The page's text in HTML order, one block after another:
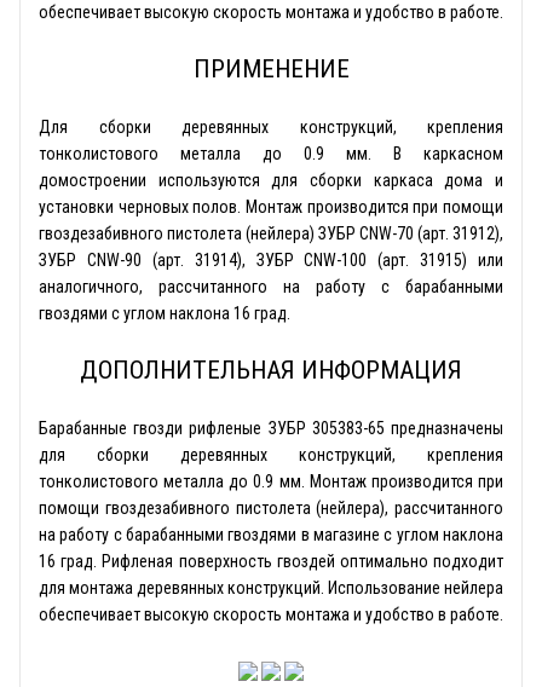
обеспечивает высокую скорость монтажа и удобство в работе.
ПРИМЕНЕНИЕ
Для сборки деревянных конструкций, крепления
тонколистового металла до 0.9 мм. В каркасном
домостроении используются для сборки каркаса дома и
установки черновых полов. Монтаж производится при помощи
гвоздезабивного пистолета (нейлера) ЗУБР CNW-70 (арт. 31912),
ЗУБР CNW-90 (арт. 31914), ЗУБР CNW-100 (арт. 31915) или
аналогичного, рассчитанного на работу с барабанными
гвоздями с углом наклона 16 град.
ДОПОЛНИТЕЛЬНАЯ ИНФОРМАЦИЯ
Барабанные гвозди рифленые ЗУБР 305383-65 предназначены
для сборки деревянных конструкций, крепления
тонколистового металла до 0.9 мм. Монтаж производится при
помощи гвоздезабивного пистолета (нейлера), рассчитанного
на работу с барабанными гвоздями в магазине с углом наклона
16 град. Рифленая поверхность гвоздей оптимально подходит
для монтажа деревянных конструкций. Использование нейлера
обеспечивает высокую скорость монтажа и удобство в работе.